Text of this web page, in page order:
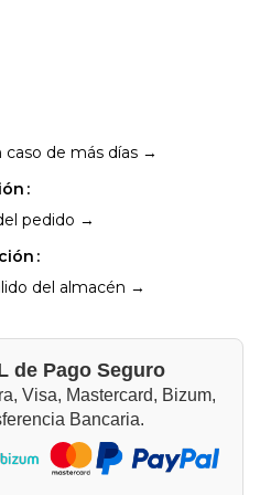
de más días →
pedido →
del almacén →
de Pago Seguro
Visa, Mastercard, Bizum,
Bancaria.